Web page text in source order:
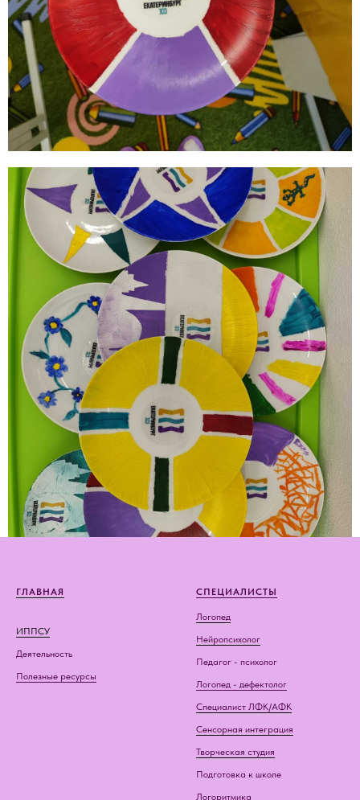
ГЛАВНАЯ
ИППСУ
Деятельность
Полезные ресурсы
СПЕЦИАЛИСТЫ
Логопед
Нейропсихолог
Педагог - психолог
Логопед - дефектолог
Специалист ЛФК/АФК
Сенсорная интеграция
Творческая студия
Подготовка к школе
Логоритмика